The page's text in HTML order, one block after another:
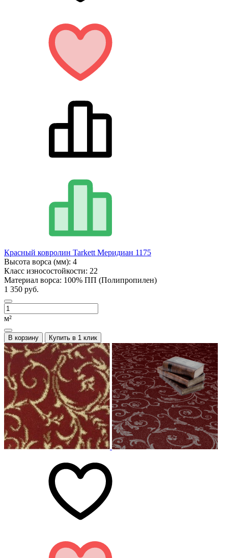
Красный ковролин Tarkett Меридиан 1175
Высота ворса (мм): 4
Класс износостойкости: 22
Материал ворса: 100% ПП (Полипропилен)
1 350 руб.
м²
В корзину Купить в 1 клик